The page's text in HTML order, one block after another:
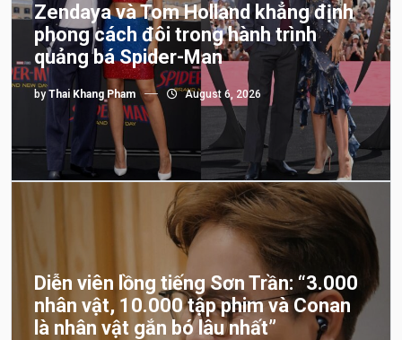
Zendaya và Tom Holland khẳng định
phong cách đôi trong hành trình
quảng bá Spider-Man
by Thai Khang Pham August 6, 2026
Diễn viên lồng tiếng Sơn Trần: “3.000
nhân vật, 10.000 tập phim và Conan
là nhân vật gắn bó lâu nhất”